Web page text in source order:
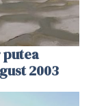
putea
2003